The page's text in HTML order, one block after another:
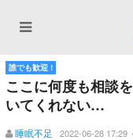
誰でも歓迎 !
ここに何度も相談
いてくれない…
睡眠不足 2022-06-28 17:29